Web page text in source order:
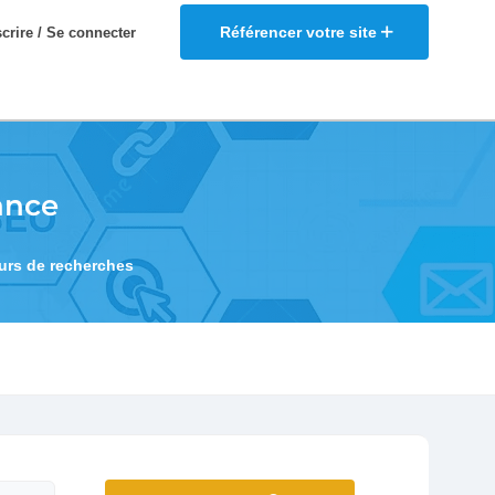
Référencer votre site
/ Se connecter
de recherches